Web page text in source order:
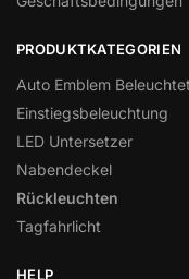
PRODUKTKATEGORIEN
Auto Emblem Beleuchtet
Einstiegsbeleuchtung
LED Untersetzer
Nabendeckel
Rückleuchten
Tagfahrlicht
HELP